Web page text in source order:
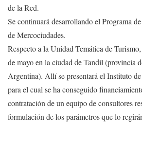
de la Red.
Se continuará desarrollando el Programa
de Mercociudades.
Respecto a la Unidad Temática de
de mayo en la ciudad de Tandil (provincia
Argentina). Allí se presentará el Instituto
para el cual se ha conseguido
contratación de un equipo de consultores
formulación de los parámetros que lo